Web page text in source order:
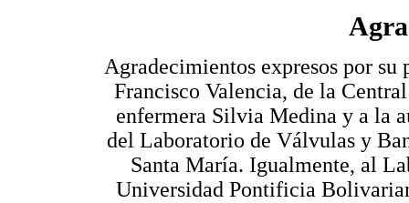
Agradecimientos expresos por
Francisco Valencia, de la
enfermera Silvia Medina y a la
del Laboratorio de Válvulas y
Santa María. Igualmente, al
Universidad Pontificia